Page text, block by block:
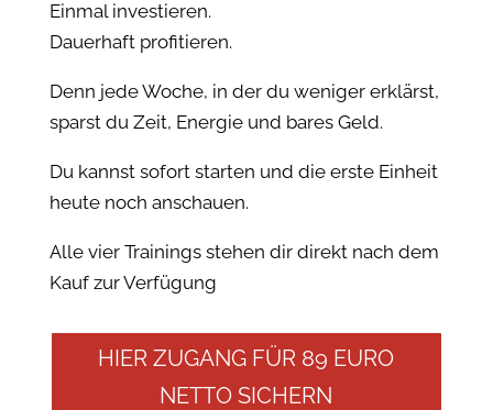
Einmal investieren.
Dauerhaft profitieren.
Denn jede Woche, in der du weniger erklärst,
sparst du Zeit, Energie und bares Geld.
Du kannst sofort starten und die erste Einheit
heute noch anschauen.
Alle vier Trainings stehen dir direkt nach dem
Kauf zur Verfügung
HIER ZUGANG FÜR 89 EURO
NETTO SICHERN